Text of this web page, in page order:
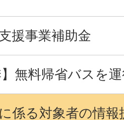
援事業補助金
】無料帰省バスを
係る対象者の情